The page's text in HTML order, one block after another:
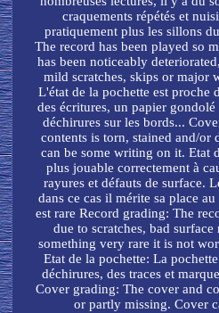
craquements répétés et
pratiquement plus les sillons
The record has been played so
has been noticeably
mild scratches, skips or major
L'état de la pochette est proche
des écritures, un papier
déchirures sur les bords...
contents is torn, stained and/or
can be some writing on it. Etat
plus jouable correctement à
rayures et défauts de surface.
dans ce cas il mérite sa place
est rare Record grading: The
due to scratches, bad
something very rare it is not
Etat de la pochette: La
déchirures, des traces et
Cover grading: The cover and
or partly missing. Cover